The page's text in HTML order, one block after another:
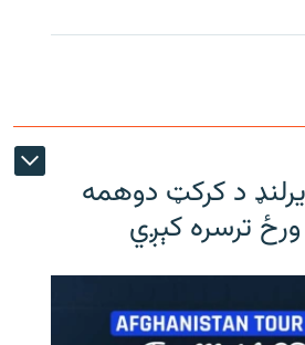
د کرکټ دوهمه
ترسره کېږي